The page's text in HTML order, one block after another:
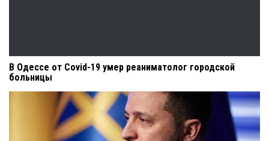
В Одессе от Covid-19 умер реаниматолог городской
больницы